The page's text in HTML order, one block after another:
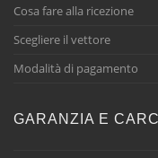
Cosa fare alla ricezione
Scegliere il vettore
Modalità di pagamento
GARANZIA E